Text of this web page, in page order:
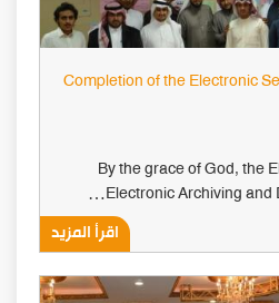
Completion of the Electronic
By the grace of God, the
Electronic Archiving and
اقرأ المزيد